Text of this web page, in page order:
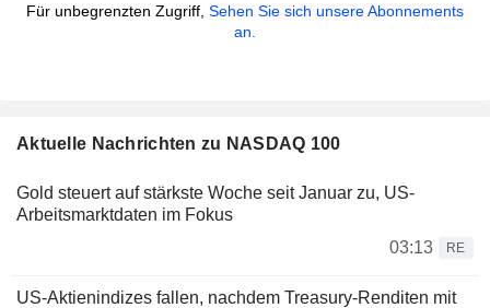
Für unbegrenzten Zugriff, Sehen Sie sich unsere Abonnements
an.
Aktuelle Nachrichten zu NASDAQ 100
Gold steuert auf stärkste Woche seit Januar zu, US-
Arbeitsmarktdaten im Fokus
03:13
RE
US-Aktienindizes fallen, nachdem Treasury-Renditen mit